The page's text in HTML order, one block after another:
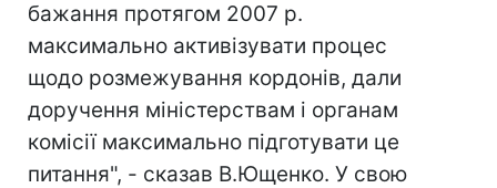
бажання протягом 2007 р.
максимально активізувати процес
щодо розмежування кордонів, дали
доручення міністерствам і органам
комісії максимально підготувати це
питання", - сказав В.Ющенко. У свою